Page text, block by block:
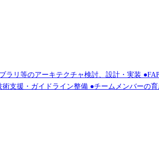
リ等のアーキテクチャ検討、設計・実装
ドライン整備 ●チームメンバーの育成・マネジメント